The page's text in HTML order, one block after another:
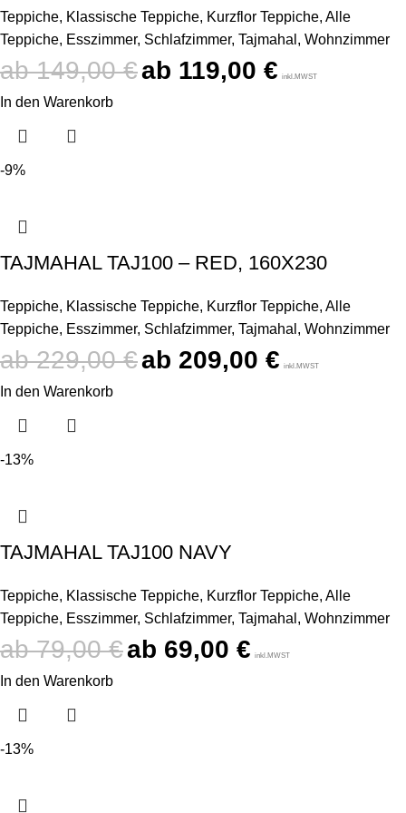
Teppiche, Klassische Teppiche, Kurzflor Teppiche, Alle
Teppiche, Esszimmer, Schlafzimmer, Tajmahal , Wohnzimmer
149,00€ 119,00 € inkl.MWST
In den Warenkorb
-9%
TAJMAHAL TAJ100 – RED, 160X230
Teppiche, Klassische Teppiche, Kurzflor Teppiche, Alle
Teppiche, Esszimmer, Schlafzimmer, Tajmahal , Wohnzimmer
229,00€ 209,00 € inkl.MWST
In den Warenkorb
-13%
TAJMAHAL TAJ100 NAVY
Teppiche, Klassische Teppiche, Kurzflor Teppiche, Alle
Teppiche, Esszimmer, Schlafzimmer, Tajmahal , Wohnzimmer
79,00€ 69,00 € inkl.MWST
In den Warenkorb
-13%